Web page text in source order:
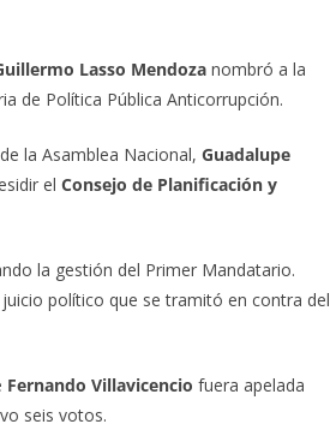
Lasso Mendoza nombró a la
de Política Pública Anticorrupción.
la Asamblea Nacional, Guadalupe
el Consejo de Planificación y
la gestión del Primer Mandatario.
político que se tramitó en contra del
Fernando Villavicencio fuera apelada
seis votos.